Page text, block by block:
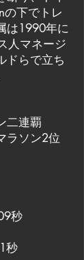
の下でトレ
は1990年に
人マネージ
ドらで立ち
二連覇
ラソン2位
秒
秒